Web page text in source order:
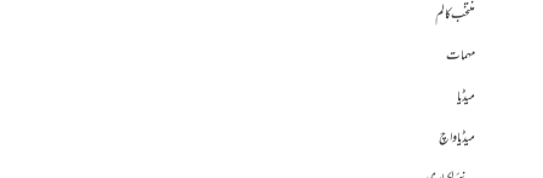
منتخب کالم
مہمات
میڈیا
میڈیا واچ